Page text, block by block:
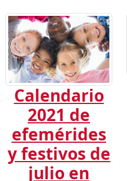
Calendario
2021 de
efemérides
y festivos de
julio en